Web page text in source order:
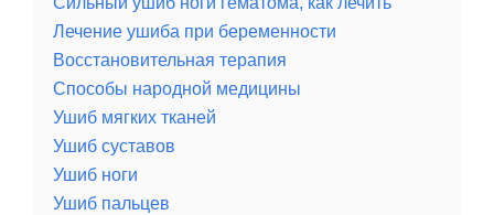
Лечение ушиба при беременности
Восстановительная терапия
Способы народной медицины
Ушиб мягких тканей
Ушиб суставов
Ушиб ноги
Ушиб пальцев